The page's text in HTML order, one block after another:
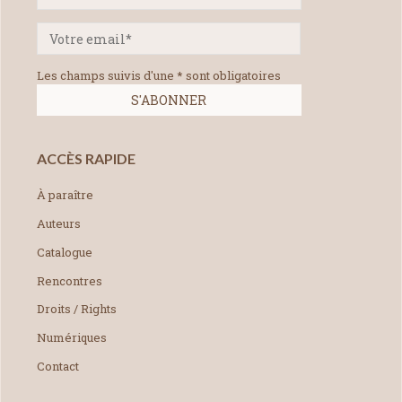
Les champs suivis d'une * sont obligatoires
ACCÈS RAPIDE
À paraître
Auteurs
Catalogue
Rencontres
Droits / Rights
Numériques
Contact